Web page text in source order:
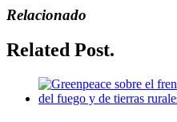
Relacionado
Related Post.